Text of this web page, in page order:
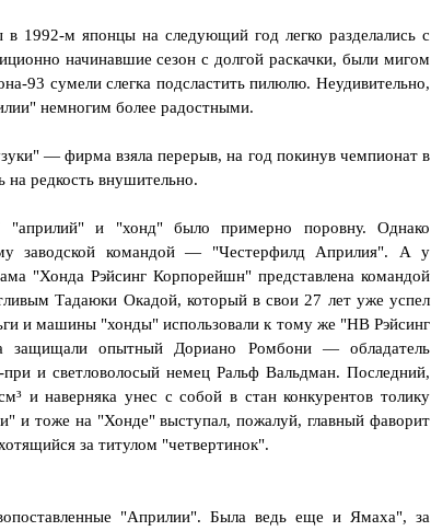
1992-м японцы на следующий год легко разделались с
начинавшие сезон с долгой раскачки, были мигом
93 сумели слегка подсластить пилюлю. Неудивительно,
немногим более радостными.
— фирма взяла перерыв, на год покинув чемпионат в
на редкость внушительно.
"априлий" и "хонд" было примерно поровну. Однако
заводской командой — "Честерфилд Априлия". А у
"Хонда Рэйсинг Корпорейшн" представлена командой
Тадаюки Окадой, который в свои 27 лет уже успел
и машины "хонды" использовали к тому же "НВ Рэйсинг
защищали опытный Дориано Ромбони — обладатель
и светловолосый немец Ральф Вальдман. Последний,
и наверняка унес с собой в стан конкурентов толику
и тоже на "Хонде" выступал, пожалуй, главный фаворит
за титулом "четвертинок".
"Априлии". Была ведь еще и Ямаха", за